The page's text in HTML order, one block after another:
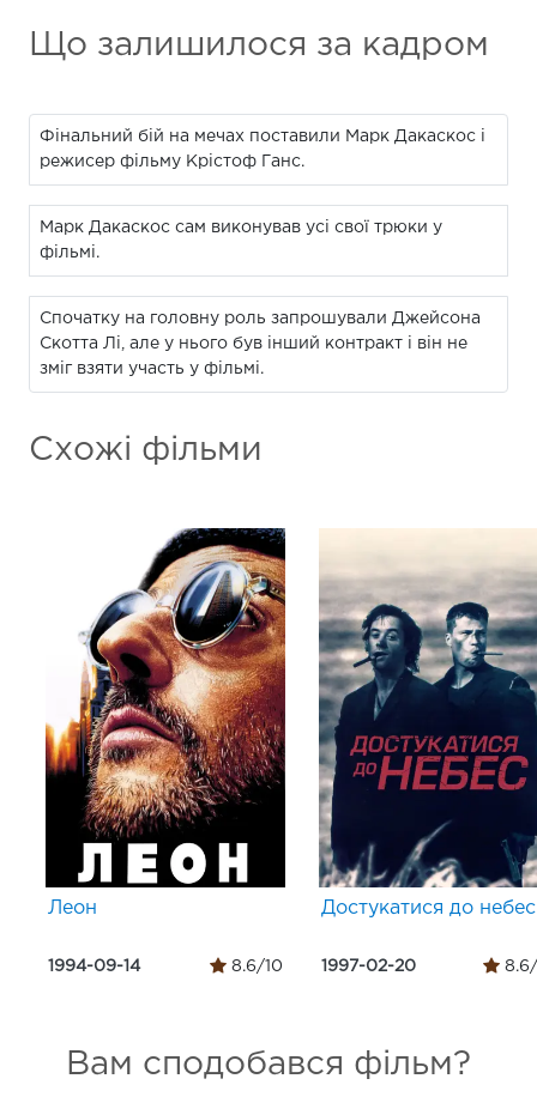
Що залишилося за кадром
Фінальний бій на мечах поставили Марк Дакаскос і
режисер фільму Крістоф Ганс.
Марк Дакаскос сам виконував усі свої трюки у
фільмі.
Спочатку на головну роль запрошували Джейсона
Скотта Лі, але у нього був інший контракт і він не
зміг взяти участь у фільмі.
Схожі фільми
Леон
1994-09-14 8.6/10
Достукатися до небес
1997-02-20 8.6/
Вам сподобався фільм?